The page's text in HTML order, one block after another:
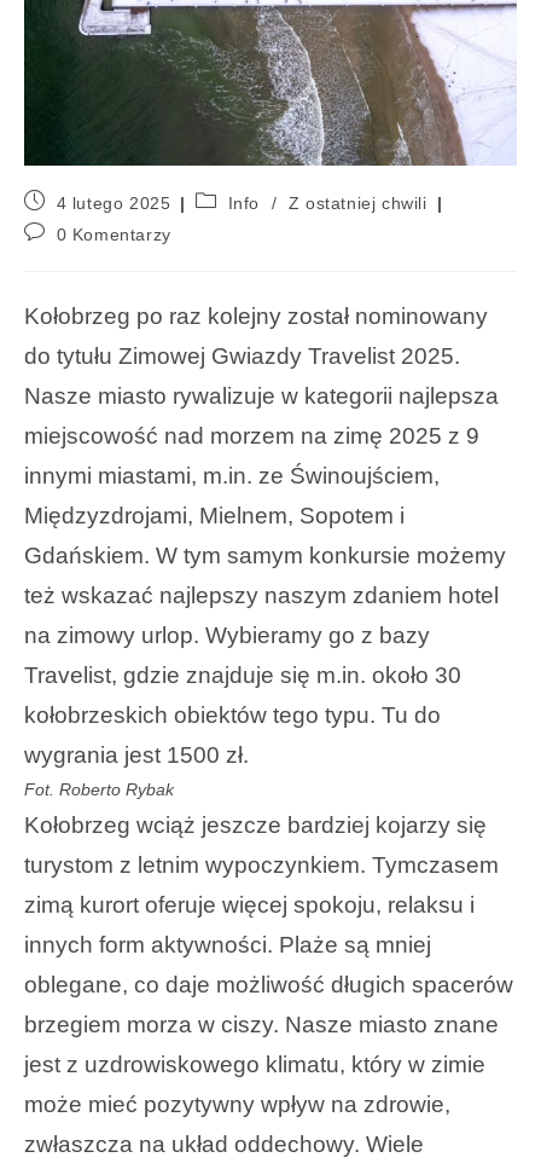
4 lutego 2025 Info /
Z ostatniej chwili
0 Komentarzy
Kołobrzeg po raz kolejny został nominowany
do tytułu Zimowej Gwiazdy Travelist 2025.
Nasze miasto rywalizuje w kategorii najlepsza
miejscowość nad morzem na zimę 2025 z 9
innymi miastami, m.in. ze Świnoujściem,
Międzyzdrojami, Mielnem, Sopotem i
Gdańskiem. W tym samym konkursie możemy
też wskazać najlepszy naszym zdaniem hotel
na zimowy urlop. Wybieramy go z bazy
Travelist, gdzie znajduje się m.in. około 30
kołobrzeskich obiektów tego typu. Tu do
wygrania jest 1500 zł.
Fot. Roberto Rybak
Kołobrzeg wciąż jeszcze bardziej kojarzy się
turystom z letnim wypoczynkiem. Tymczasem
zimą kurort oferuje więcej spokoju, relaksu i
innych form aktywności. Plaże są mniej
oblegane, co daje możliwość długich spacerów
brzegiem morza w ciszy. Nasze miasto znane
jest z uzdrowiskowego klimatu, który w zimie
może mieć pozytywny wpływ na zdrowie,
zwłaszcza na układ oddechowy. Wiele